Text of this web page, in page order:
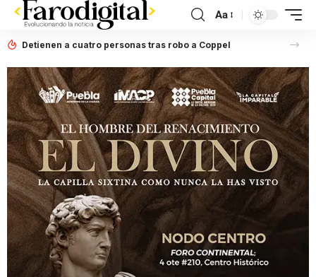
Aa
Detienen a cuatro personas tras robo a Coppel